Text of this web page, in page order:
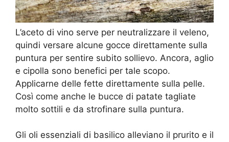
L’aceto di vino serve per neutralizzare il veleno,
quindi versare alcune gocce direttamente sulla
puntura per sentire subito sollievo. Ancora, aglio
e cipolla sono benefici per tale scopo.
Applicarne delle fette direttamente sulla pelle.
Così come anche le bucce di patate tagliate
molto sottili e da strofinare sulla puntura.
Gli oli essenziali di basilico alleviano il prurito e il